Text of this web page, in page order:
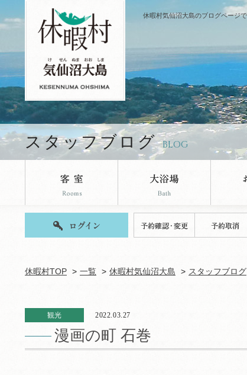
休暇村気仙沼大島のブログページ
スタッフブログ BLOG
休暇村TOP 一覧 休暇村気仙沼大島 スタッフブログ
観光 2022.03.27
漫画の町 石巻